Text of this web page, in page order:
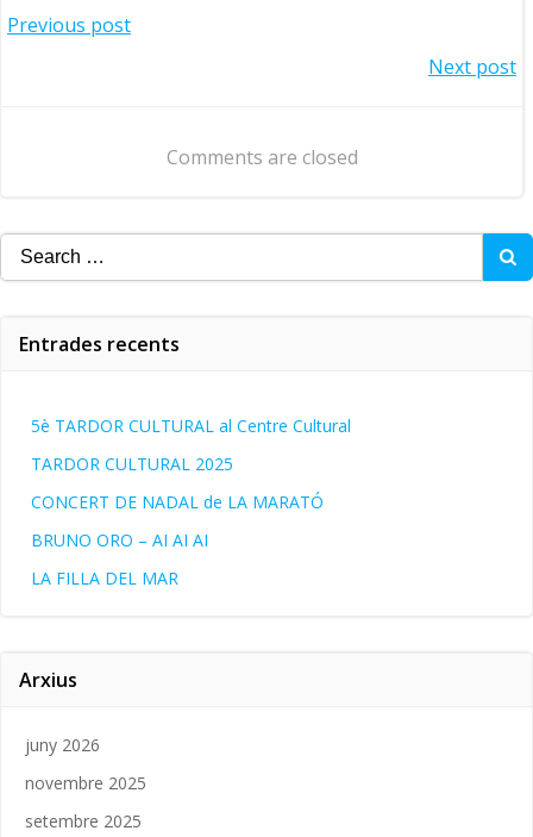
Navegació
Previous post
d'entrades
Next post
Comments are closed
Search
for:
Entrades recents
5è TARDOR CULTURAL al Centre Cultural
TARDOR CULTURAL 2025
CONCERT DE NADAL de LA MARATÓ
BRUNO ORO – AI AI AI
LA FILLA DEL MAR
Arxius
juny 2026
novembre 2025
setembre 2025